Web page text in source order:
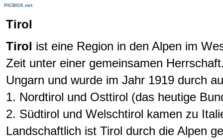
PICBOX.net
Tirol
Tirol ist eine Region in den Alpen im
Zeit unter einer gemeinsamen
Ungarn und wurde im Jahr 1919 durch
1. Nordtirol und Osttirol (das heutige
2. Südtirol und Welschtirol kamen zu
Landschaftlich ist Tirol durch die Alpen